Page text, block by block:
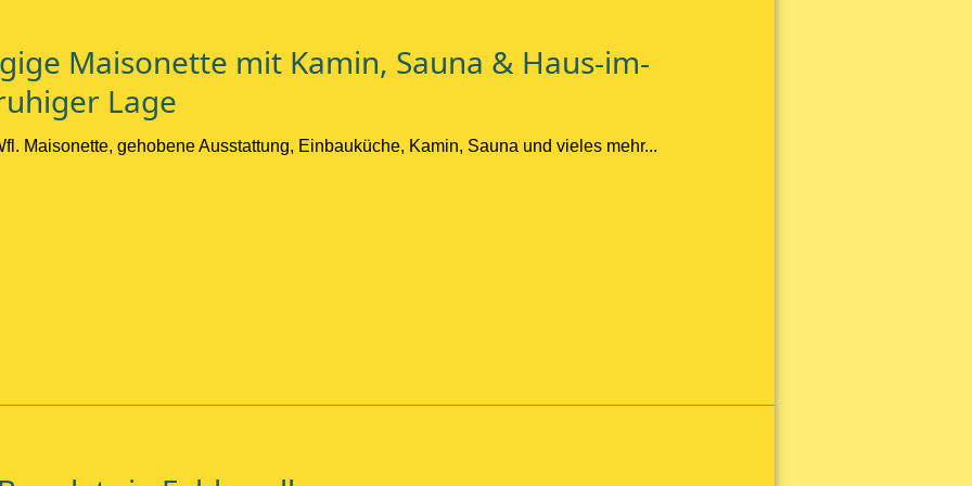
Maisonette mit Kamin, Sauna & Haus-im-
Lage
Maisonette, gehobene Ausstattung, Einbauküche, Kamin, Sauna und vieles mehr...